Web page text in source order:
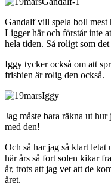
Gandalf vill spela boll mest
Ligger här och förstår inte
hela tiden. Så roligt som det
Iggy tycker också om att
frisbien är rolig den också.
Jag måste bara räkna ut
med den!
Och så har jag så klart letat
här års så fort solen kikar
år, trots att jag vet att de
året.